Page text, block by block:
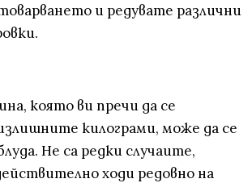
и редувате различни
която ви пречи да се
килограми, може да се
Не са редки случаите,
ходи редовно на